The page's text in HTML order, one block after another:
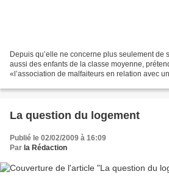
Depuis qu’elle ne concerne plus seulement de
aussi des enfants de la classe moyenne,
«l’association de malfaiteurs en relation avec
La question du logement
Publié le 02/02/2009 à 16:09
Par la Rédaction